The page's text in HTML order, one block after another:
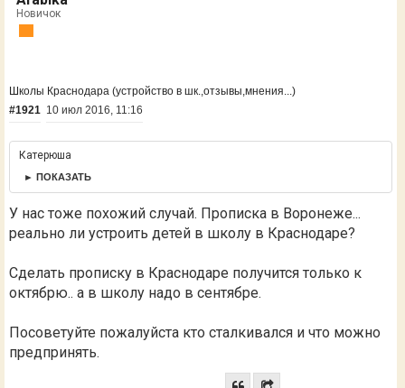
Новичок
Школы Краснодара (устройство в шк.,отзывы,мнения...)
#1921 10 июл 2016, 11:16
Катерюша
► ПОКАЗАТЬ
У нас тоже похожий случай. Прописка в Воронеже...
реально ли устроить детей в школу в Краснодаре?
Сделать прописку в Краснодаре получится только к
октябрю.. а в школу надо в сентябре.
Посоветуйте пожалуйста кто сталкивался и что можно
предпринять.